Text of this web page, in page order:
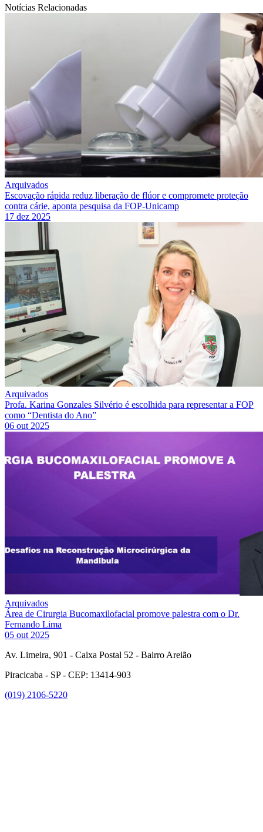
Notícias Relacionadas
Arquivados
Escovação rápida reduz liberação de flúor e compromete proteção
contra cárie, aponta pesquisa da FOP-Unicamp
17 dez 2025
Arquivados
Profa. Karina Gonzales Silvério é escolhida para representar a FOP
como “Dentista do Ano”
06 out 2025
Arquivados
Área de Cirurgia Bucomaxilofacial promove palestra com o Dr.
Fernando Lima
05 out 2025
Av. Limeira, 901 - Caixa Postal 52 - Bairro Areião
Piracicaba - SP - CEP: 13414-903
(019) 2106-5220